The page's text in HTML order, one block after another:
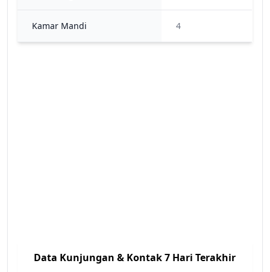
Kamar Mandi 4
Data Kunjungan & Kontak 7 Hari Terakhir